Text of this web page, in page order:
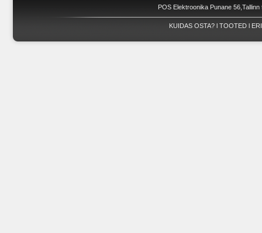
POS Elektroonika Punane
KUIDAS OSTA? l TOOTED l